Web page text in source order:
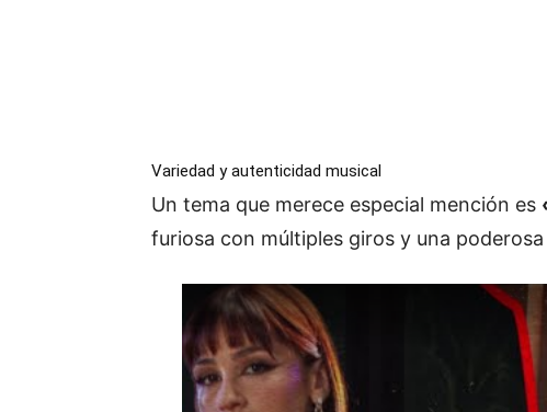
Variedad y autenticidad musical
Un tema que merece especial mención es
furiosa con múltiples giros y una